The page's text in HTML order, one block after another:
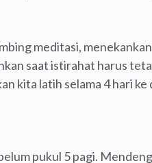
meditasi,
saat istirahat harus
kita latih selama 4 hari ke
pukul 5 pagi.